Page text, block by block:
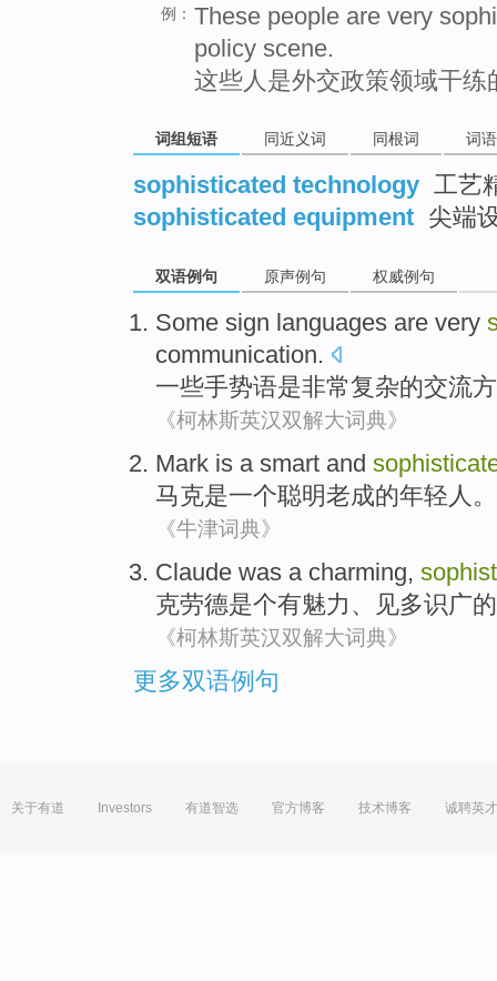
例： These people are very
policy scene.
这些人是外交政策领域干练
词组短语 同近义词 同根词 词
sophisticated technology 工艺
sophisticated equipment 尖端
双语例句 原声例句 权威例句
Some sign languages are very
communication.
一些手势语是非常复杂的交流
《柯林斯英汉双解大词典》
Mark is a smart and
马克是一个聪明老成的年轻人 。
《牛津词典》
Claude was a charming,
克劳德是个有魅力 、 见多识广的
《柯林斯英汉双解大词典》
更多双语例句
关于有道 Investors 有道智选 官方博客 技术博客 诚聘英才